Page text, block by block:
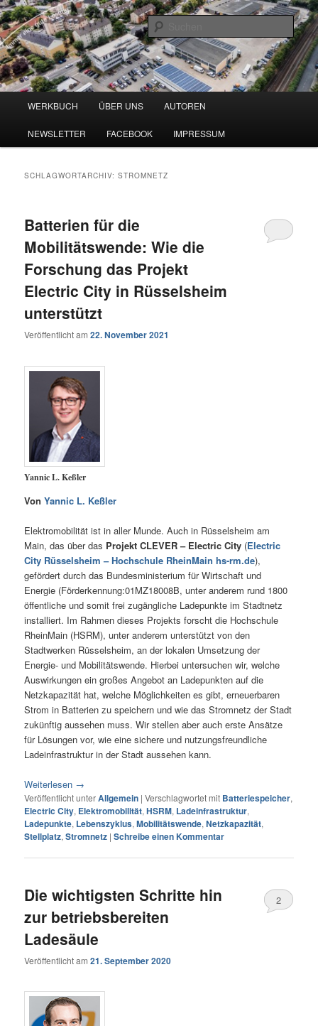
Zum
primären
Inhalt
springen
Zum
sekundären
Inhalt
springenWerkbuch Online
Blog zu den Themen Energieeffizienz und Digitalisierung
WERKBUCH ÜBER UNS AUTOREN
NEWSLETTER FACEBOOK IMPRESSUM
SCHLAGWORTARCHIV:STROMNETZ
Batterien für die
Mobilitätswende: Wie die
Forschung das Projekt
Electric City in Rüsselsheim
unterstützt
Veröffentlicht am22. November 2021
Yannic L. Keßler
VonYannic L. Keßler
Elektromobilität ist in aller Munde. Auch in Rüsselsheim am
Main, das über das Projekt CLEVER – Electric City (Electric
City Rüsselsheim – Hochschule RheinMain hs-rm.de),
gefördert durch das Bundesministerium für Wirtschaft und
Energie (Förderkennung:01MZ18008B, unter anderem rund 1800
öffentliche und somit frei zugängliche Ladepunkte im Stadtnetz
installiert. Im Rahmen dieses Projekts forscht die Hochschule
RheinMain (HSRM), unter anderem unterstützt von den
Stadtwerken Rüsselsheim, an der lokalen Umsetzung der
Energie- und Mobilitätswende. Hierbei untersuchen wir, welche
Auswirkungen ein großes Angebot an Ladepunkten auf die
Netzkapazität hat, welche Möglichkeiten es gibt, erneuerbaren
Strom in Batterien zu speichern und wie das Stromnetz der Stadt
zukünftig aussehen muss. Wir stellen aber auch erste Ansätze
für Lösungen vor, wie eine sichere und nutzungsfreundliche
Ladeinfrastruktur in der Stadt aussehen kann.
Weiterlesen →
Veröffentlicht unterAllgemein |Verschlagwortet mit Batteriespeicher,
Electric City, Elektromobilität,HSRM, Ladeinfrastruktur,
Ladepunkte, Lebenszyklus,Mobilitätswende,Netzkapazität,
Stellplatz,Stromnetz |Schreibe einen Kommentar
Die wichtigsten Schritte hin
zur betriebsbereiten
Ladesäule
Veröffentlicht am21. September 2020
2